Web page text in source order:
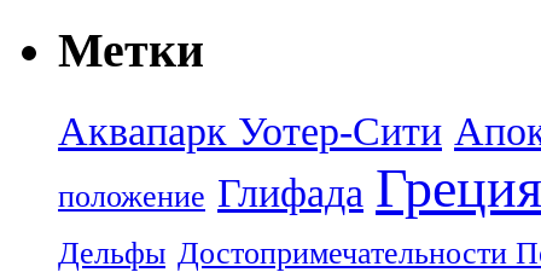
Метки
Аквапарк Уотер-Сити
положение Глифада Греция
Дельфы Достопримечательности